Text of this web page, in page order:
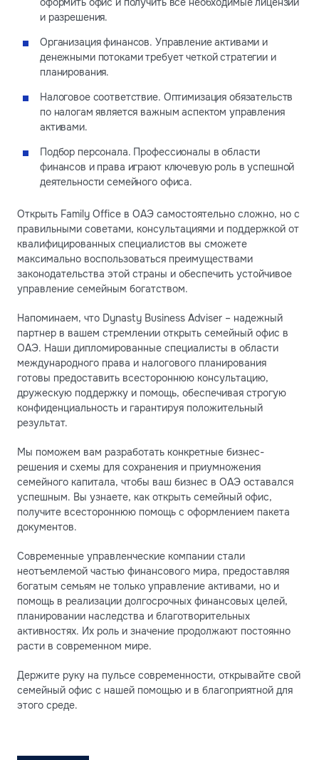
и разрешения.
Организация финансов. Управление активами и
денежными потоками требует четкой стратегии и
планирования.
Налоговое соответствие. Оптимизация обязательств
по налогам является важным аспектом управления
активами.
Подбор персонала. Профессионалы в области
финансов и права играют ключевую роль в успешной
деятельности семейного офиса.
Открыть Family Office в ОАЭ самостоятельно сложно, но с
правильными советами, консультациями и поддержкой от
квалифицированных специалистов вы сможете
максимально воспользоваться преимуществами
законодательства этой страны и обеспечить устойчивое
управление семейным богатством.
Напоминаем, что Dynasty Business Adviser – надежный
партнер в вашем стремлении открыть семейный офис в
ОАЭ. Наши дипломированные специалисты в области
международного права и налогового планирования
готовы предоставить всестороннюю консультацию,
дружескую поддержку и помощь, обеспечивая строгую
конфиденциальность и гарантируя положительный
результат.
Мы поможем вам разработать конкретные бизнес-
решения и схемы для сохранения и приумножения
семейного капитала, чтобы ваш бизнес в ОАЭ оставался
успешным. Вы узнаете, как открыть семейный офис,
получите всестороннюю помощь с оформлением пакета
документов.
Современные управленческие компании стали
неотъемлемой частью финансового мира, предоставляя
богатым семьям не только управление активами, но и
помощь в реализации долгосрочных финансовых целей,
планировании наследства и благотворительных
активностях. Их роль и значение продолжают постоянно
расти в современном мире.
Держите руку на пульсе современности, открывайте свой
семейный офис c нашей помощью и в благоприятной для
этого среде.